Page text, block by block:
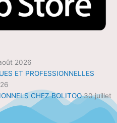
2026
ET PROFESSIONNELLES
CHEZ BOLITOO 30 juillet